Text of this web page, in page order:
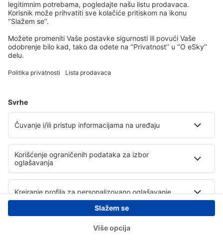
Copyright © eSky.rs. Sva prava zadržana.